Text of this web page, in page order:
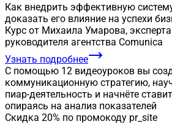
Как внедрить эффективную
доказать его влияние на успехи
Курс от Михаила Умарова,
руководителя агентства Comunica
Узнать подробнее
С помощью 12 видеоуроков вы
коммуникационную стратегию,
пиар-деятельность и начнёте
опираясь на анализ показателей
Скидка 20% по промокоду pr_site